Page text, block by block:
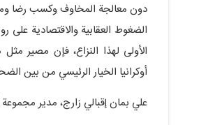
دون معالجة المخاوف وكسب رضا
الضغوط العقابية والاقتصادية
الأولى لهذا النزاع، فإن مصير
أوكرانيا الخيار الرئيسي من بين
علي بمان إقبالي زارج، مدير مجموعة